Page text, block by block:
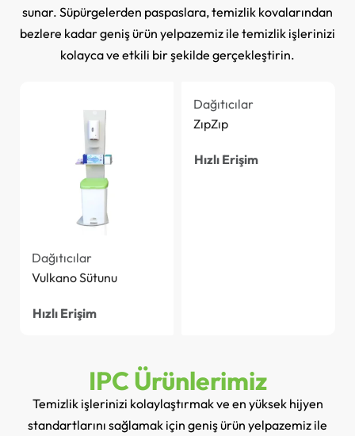
sunar. Süpürgelerden paspaslara, temizlik kovalarından
bezlere kadar geniş ürün yelpazemiz ile temizlik işlerinizi
kolayca ve etkili bir şekilde gerçekleştirin.
Dağıtıcılar
Vulkano Sütunu
Hızlı Erişim
Dağıtıcılar
ZıpZıp
Hızlı Erişim
IPC Ürünlerimiz
Temizlik işlerinizi kolaylaştırmak ve en yüksek hijyen
standartlarını sağlamak için geniş ürün yelpazemiz ile